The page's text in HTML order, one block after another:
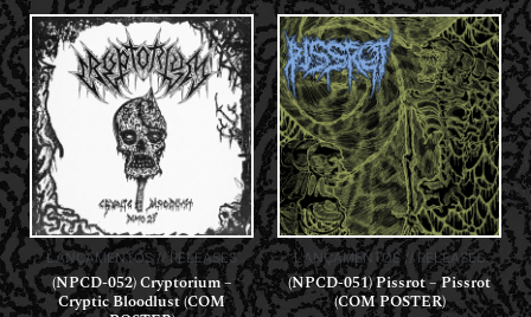
LANÇAMENTOS // RELEASES
(NPCD-052) Cryptorium –
Cryptic Bloodlust (COM
LANÇAMENTOS // RELEASES
(NPCD-051) Pissrot – Pissrot
(COM POSTER)